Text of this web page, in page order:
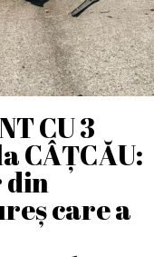
CU 3
CÂȚCĂU:
din
care a